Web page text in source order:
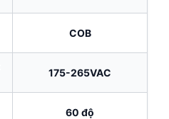
COB
175-265VAC
60 độ